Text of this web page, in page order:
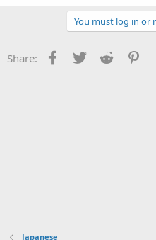
You must log in or
Share: Facebook
Twitter Reddit
Japanese